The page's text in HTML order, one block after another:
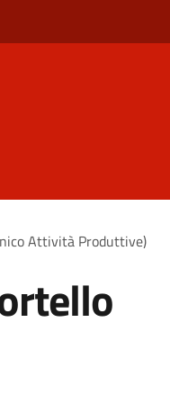
Attività Produttive)